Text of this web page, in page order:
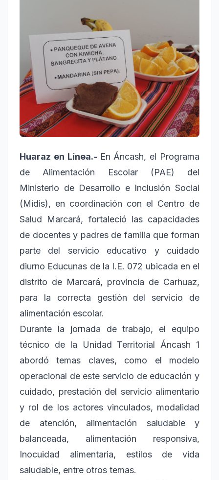
Huaraz en Línea.- En Áncash, el Programa
de Alimentación Escolar (PAE) del
Ministerio de Desarrollo e Inclusión Social
(Midis), en coordinación con el Centro de
Salud Marcará, fortaleció las capacidades
de docentes y padres de familia que forman
parte del servicio educativo y cuidado
diurno Educunas de la I.E. 072 ubicada en el
distrito de Marcará, provincia de Carhuaz,
para la correcta gestión del servicio de
alimentación escolar.
Durante la jornada de trabajo, el equipo
técnico de la Unidad Territorial Áncash 1
abordó temas claves, como el modelo
operacional de este servicio de educación y
cuidado, prestación del servicio alimentario
y rol de los actores vinculados, modalidad
de atención, alimentación saludable y
balanceada, alimentación responsiva,
Inocuidad alimentaria, estilos de vida
saludable, entre otros temas.